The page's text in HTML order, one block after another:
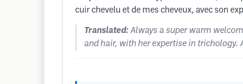
cuir chevelu et de mes cheveux, avec son
Translated: Always a super warm
and hair, with her expertise in trichology.